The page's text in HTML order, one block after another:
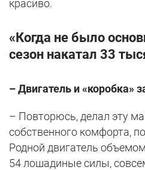
красиво.
«Когда не было
сезон накатал 33
– Двигатель и «коробка»
– Повторюсь, делал эту
собственного комфорта,
Родной двигатель
54 лошадиные силы,